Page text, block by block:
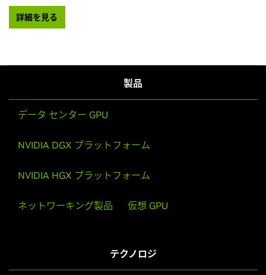
詳細を見る
製品
データ センター GPU
NVIDIA DGX プラットフォーム
NVIDIA HGX プラットフォーム
ネットワーキング製品 仮想 GPU
テクノロジ